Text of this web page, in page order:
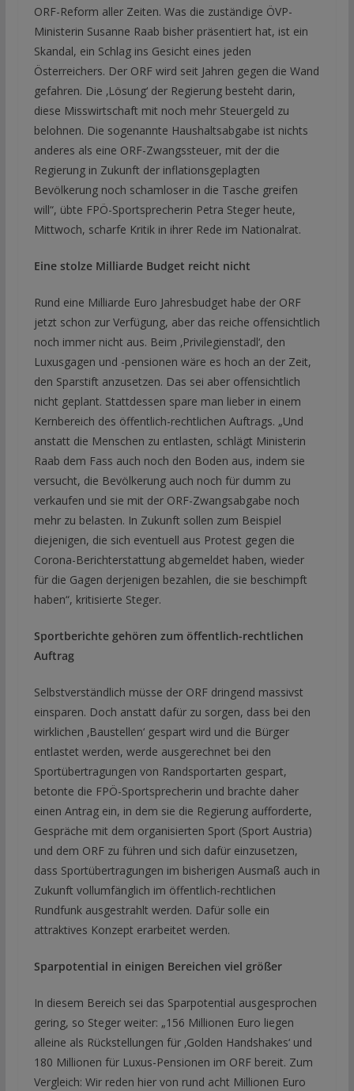
ORF-Reform aller Zeiten. Was die zuständige ÖVP-
Ministerin Susanne Raab bisher präsentiert hat, ist ein
Skandal, ein Schlag ins Gesicht eines jeden
Österreichers. Der ORF wird seit Jahren gegen die Wand
gefahren. Die ‚Lösung‘ der Regierung besteht darin,
diese Misswirtschaft mit noch mehr Steuergeld zu
belohnen. Die sogenannte Haushaltsabgabe ist nichts
anderes als eine ORF-Zwangssteuer, mit der die
Regierung in Zukunft der inflationsgeplagten
Bevölkerung noch schamloser in die Tasche greifen
will“, übte FPÖ-Sportsprecherin Petra Steger heute,
Mittwoch, scharfe Kritik in ihrer Rede im Nationalrat.
Eine stolze Milliarde Budget reicht nicht
Rund eine Milliarde Euro Jahresbudget habe der ORF
jetzt schon zur Verfügung, aber das reiche offensichtlich
noch immer nicht aus. Beim ‚Privilegienstadl‘, den
Luxusgagen und -pensionen wäre es hoch an der Zeit,
den Sparstift anzusetzen. Das sei aber offensichtlich
nicht geplant. Stattdessen spare man lieber in einem
Kernbereich des öffentlich-rechtlichen Auftrags. „Und
anstatt die Menschen zu entlasten, schlägt Ministerin
Raab dem Fass auch noch den Boden aus, indem sie
versucht, die Bevölkerung auch noch für dumm zu
verkaufen und sie mit der ORF-Zwangsabgabe noch
mehr zu belasten. In Zukunft sollen zum Beispiel
diejenigen, die sich eventuell aus Protest gegen die
Corona-Berichterstattung abgemeldet haben, wieder
für die Gagen derjenigen bezahlen, die sie beschimpft
haben“, kritisierte Steger.
Sportberichte gehören zum öffentlich-rechtlichen
Auftrag
Selbstverständlich müsse der ORF dringend massivst
einsparen. Doch anstatt dafür zu sorgen, dass bei den
wirklichen ‚Baustellen‘ gespart wird und die Bürger
entlastet werden, werde ausgerechnet bei den
Sportübertragungen von Randsportarten gespart,
betonte die FPÖ-Sportsprecherin und brachte daher
einen Antrag ein, in dem sie die Regierung aufforderte,
Gespräche mit dem organisierten Sport (Sport Austria)
und dem ORF zu führen und sich dafür einzusetzen,
dass Sportübertragungen im bisherigen Ausmaß auch in
Zukunft vollumfänglich im öffentlich-rechtlichen
Rundfunk ausgestrahlt werden. Dafür solle ein
attraktives Konzept erarbeitet werden.
Sparpotential in einigen Bereichen viel größer
In diesem Bereich sei das Sparpotential ausgesprochen
gering, so Steger weiter: „156 Millionen Euro liegen
alleine als Rückstellungen für ‚Golden Handshakes‘ und
180 Millionen für Luxus-Pensionen im ORF bereit. Zum
Vergleich: Wir reden hier von rund acht Millionen Euro